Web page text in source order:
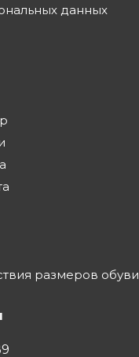
данных
размеров обуви